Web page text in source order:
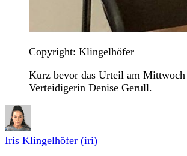
Copyright: Klingelhöfer
Kurz bevor das Urteil am
Verteidigerin Denise Gerull.
Iris Klingelhöfer (iri)